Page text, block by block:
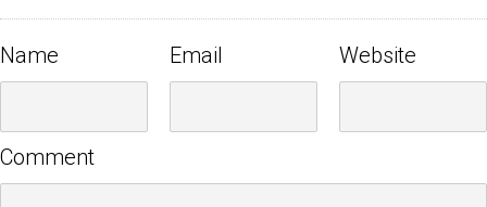
Name Email Website
Comment